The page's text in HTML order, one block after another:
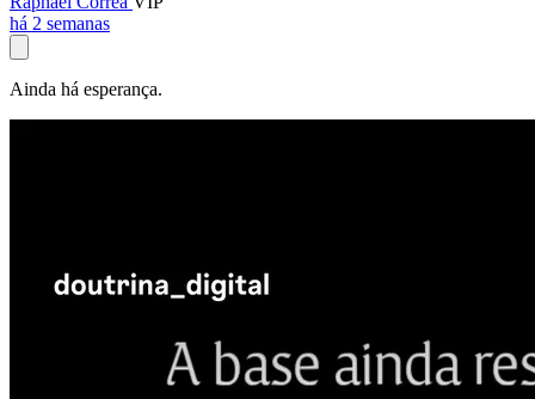
há 2 semanas
Ainda há esperança.